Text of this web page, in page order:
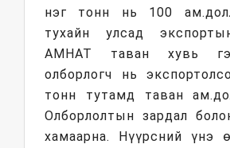
нэг тонн нь 100
тухайн улсад
АМНАТ таван хувь
олборлогч нь
тонн тутамд таван
Олборлолтын зардал
хамаарна. Нүүрсний үнэ